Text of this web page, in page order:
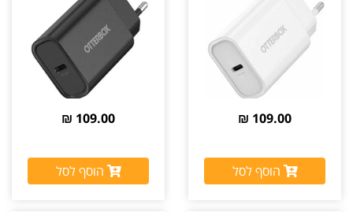
109.00 ₪
הוסף לסל
109.00 ₪
הוסף לסל